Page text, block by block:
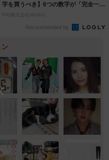
字を買うべき】6つの数字が「完全一
致」する方...
PR(株式会社MURA)
Recommended by